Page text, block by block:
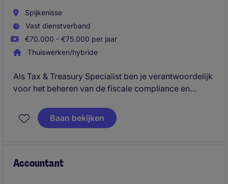
Spijkenisse
Vast dienstverband
€70.000 - €75.000 per jaar
Thuiswerken/hybride
Als Tax & Treasury Specialist ben je verantwoordelijk
voor het beheren van de fiscale compliance en
entiteiten, waaronder Nederland, Houston,
Singapore, Dubai en Suriname. Daarnaast
financiële processen.
Baan bekijken
Accountant